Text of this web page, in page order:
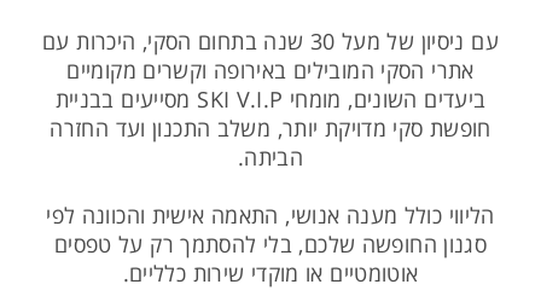
עם ניסיון של מעל 30 שנה בתחום הסקי, היכרות עם
אתרי הסקי המובילים באירופה וקשרים מקומיים
ביעדים השונים, מומחי SKI V.I.P מסייעים בבניית
חופשת סקי מדויקת יותר, משלב התכנון ועד החזרה
הביתה.
הליווי כולל מענה אנושי, התאמה אישית והכוונה לפי
סגנון החופשה שלכם, בלי להסתמך רק על טפסים
אוטומטיים או מוקדי שירות כלליים.